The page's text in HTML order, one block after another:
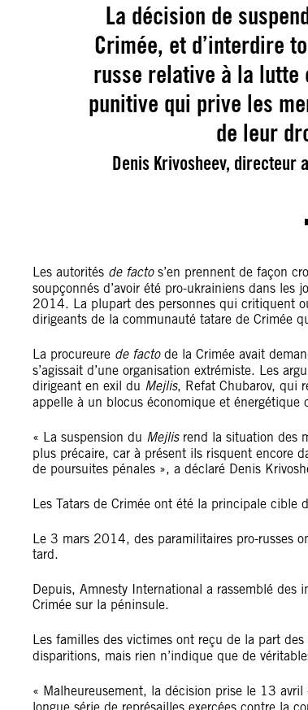
La décision de
Crimée, et d’interdire
russe relative à la lutte
punitive qui prive les
de leur
Denis Krivosheev, directeur
Les autorités de factos’en prennent de façon
soupçonnés d’avoir été pro-ukrainiens dans
2014. La plupart des personnes qui critiquent
dirigeants de la communauté tatare de Crimée
La procureure de factode la Crimée avait
s’agissait d’une organisation extrémiste. Les
dirigeant en exil du Mejlis, Refat Chubarov, qui
appelle à un blocus économique et
« La suspension du Mejlisrend la situation des
plus précaire, car à présent ils risquent encore
de poursuites pénales », a déclaré Denis
Les Tatars de Crimée ont été la principale cible
Le 3 mars 2014, des paramilitaires pro-russes
tard.
Depuis, Amnesty International a rassemblé des
Crimée sur la péninsule.
Les familles des victimes ont reçu de la part des
disparitions, mais rien n’indique que de
« Malheureusement, la décision prise le 13 avril